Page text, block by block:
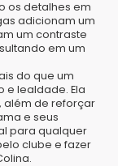
os detalhes em
adicionam um
um contraste
em um
do que um
e lealdade. Ela
além de reforçar
e seus
para qualquer
clube e fazer